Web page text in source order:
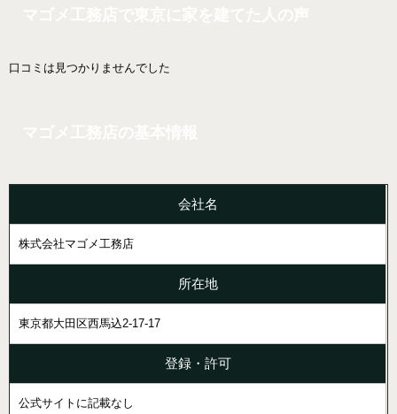
口コミは見つかりませんでした
会社名
株式会社マゴメ工務店
所在地
東京都大田区西馬込2-17-17
登録・許可
公式サイトに記載なし